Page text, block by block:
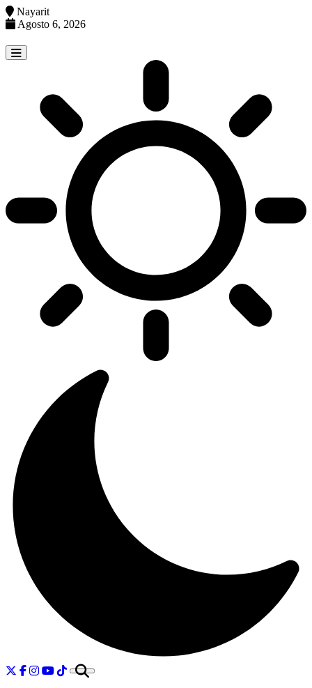
Nayarit
Agosto 6, 2026
to
content